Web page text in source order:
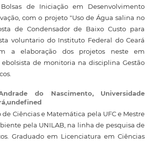
de Iniciação em Desenvolvimento
com o projeto "Uso de Água salina no
de Condensador de Baixo Custo para
voluntario do Instituto Federal do Ceará
a elaboração dos projetos neste em
de monitoria na disciplina Gestão
do Nascimento, Universidade
de Ciências e Matemática pela UFC e Mestre
pela UNILAB, na linha de pesquisa de
Graduado em Licenciatura em Ciências